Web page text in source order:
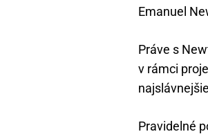
Emanuel
Práve s
v rámci
Pravidelné